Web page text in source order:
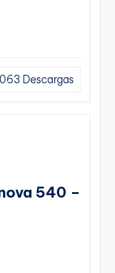
Descargas
540 –